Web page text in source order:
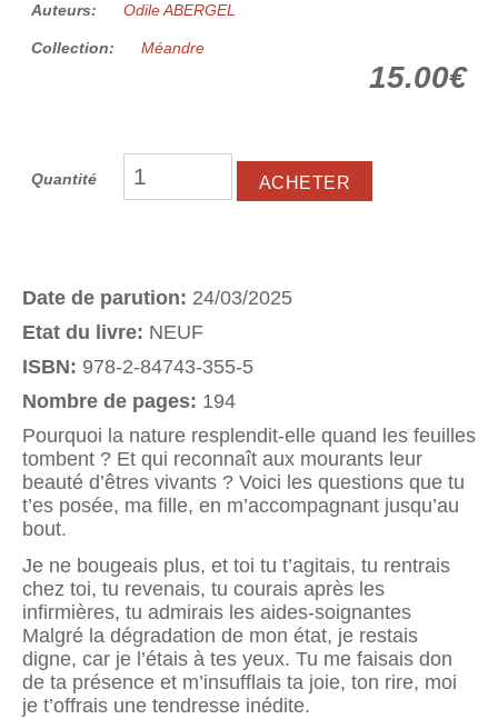
Auteurs: Odile ABERGEL
Collection: Méandre
15.00€
Quantité
Date de parution: 24/03/2025
Etat du livre: NEUF
ISBN: 978-2-84743-355-5
Nombre de pages: 194
Pourquoi la nature resplendit-elle quand les feuilles
tombent ? Et qui reconnaît aux mourants leur
beauté d’êtres vivants ? Voici les questions que tu
t’es posée, ma fille, en m’accompagnant jusqu’au
bout.
Je ne bougeais plus, et toi tu t’agitais, tu rentrais
chez toi, tu revenais, tu courais après les
infirmières, tu admirais les aides-soignantes
Malgré la dégradation de mon état, je restais
digne, car je l’étais à tes yeux. Tu me faisais don
de ta présence et m’insufflais ta joie, ton rire, moi
je t’offrais une tendresse inédite.